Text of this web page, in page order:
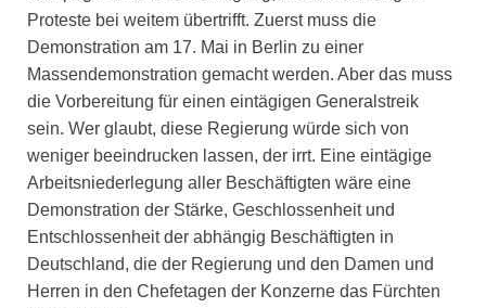
Proteste bei weitem übertrifft. Zuerst muss die
Demonstration am 17. Mai in Berlin zu einer
Massendemonstration gemacht werden. Aber das muss
die Vorbereitung für einen eintägigen Generalstreik
sein. Wer glaubt, diese Regierung würde sich von
weniger beeindrucken lassen, der irrt. Eine eintägige
Arbeitsniederlegung aller Beschäftigten wäre eine
Demonstration der Stärke, Geschlossenheit und
Entschlossenheit der abhängig Beschäftigten in
Deutschland, die der Regierung und den Damen und
Herren in den Chefetagen der Konzerne das Fürchten